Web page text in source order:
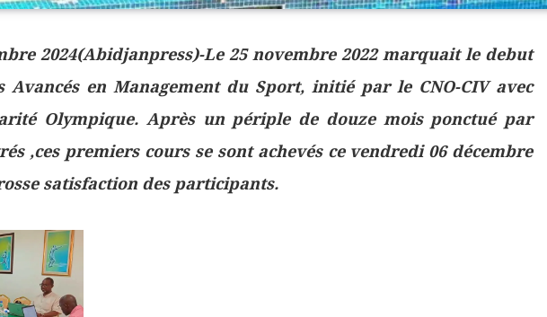
2024(Abidjanpress)-Le 25 novembre 2022 marquait le debut
Avancés en Management du Sport, initié par le CNO-CIV avec
Olympique. Après un périple de douze mois ponctué par
,ces premiers cours se sont achevés ce vendredi 06 décembre
satisfaction des participants.